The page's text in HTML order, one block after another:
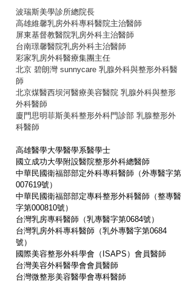
波瑞斯美學診所總院長
高雄維馨乳房外科專科醫院主治醫師
屏東基督教醫院乳房外科主治醫師
台南璟馨醫院乳房外科主治醫師
彩家乳房外科醫療集團主任
北京 碧朗灣 sunnycare 乳腺外科與整形外科醫
師
北京煤醫西坝河醫療美容醫院 乳腺外科與整形
外科醫師
廈門思明菲斯美科整形外科門診部 乳腺整形外
科醫師
高雄醫學大學醫學系醫學士
國立成功大學附設醫院整形外科總醫師
中華民國衛福部部定外科專科醫師（外專醫字第
007619號）
中華民國衛福部部定專科整形外科醫師（整專醫
字第000810號）
台灣乳房專科醫師（乳專醫字第0684號）
台灣乳房外科專科醫師（乳外專醫字第0684
號）
國際美容整形外科學會（ISAPS）會員醫師
台灣美容外科醫學會會員醫師
台灣微整形美容醫學會專科醫師